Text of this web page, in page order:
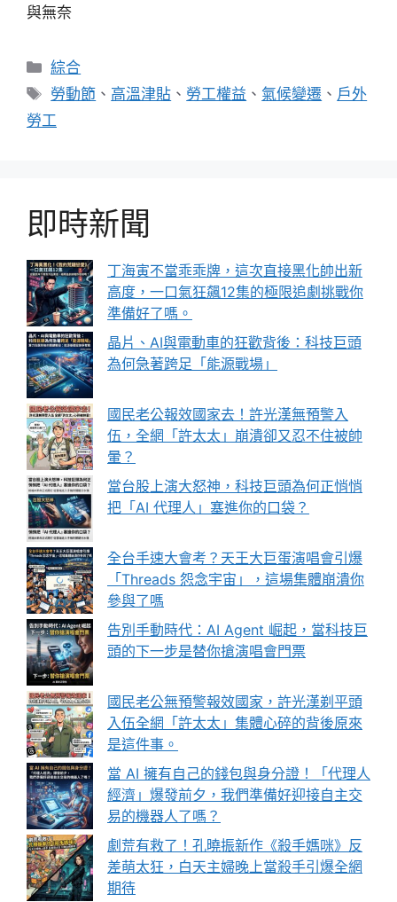
與無奈
分
類
綜合
標
籤
勞動節 、 高溫津貼 、 勞工權益 、 氣候變遷 、 戶外
勞工
即時新聞
丁海寅不當乖乖牌，這次直接黑化帥出新
高度，一口氣狂飆12集的極限追劇挑戰你
準備好了嗎。
晶片、AI與電動車的狂歡背後：科技巨頭
為何急著跨足「能源戰場」
國民老公報效國家去！許光漢無預警入
伍，全網「許太太」崩潰卻又忍不住被帥
暈？
當台股上演大怒神，科技巨頭為何正悄悄
把「AI 代理人」塞進你的口袋？
全台手速大會考？天王大巨蛋演唱會引爆
「Threads 怨念宇宙」，這場集體崩潰你
參與了嗎
告別手動時代：AI Agent 崛起，當科技巨
頭的下一步是替你搶演唱會門票
國民老公無預警報效國家，許光漢剃平頭
入伍全網「許太太」集體心碎的背後原來
是這件事。
當 AI 擁有自己的錢包與身分證！「代理人
經濟」爆發前夕，我們準備好迎接自主交
易的機器人了嗎？
劇荒有救了！孔曉振新作《殺手媽咪》反
差萌太狂，白天主婦晚上當殺手引爆全網
期待